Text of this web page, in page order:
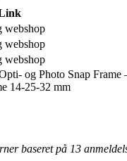
webshop
webshop
webshop
og Photo Snap Frame
14-25-32 mm
baseret på 13